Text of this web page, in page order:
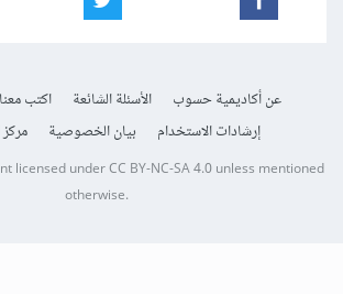
عن أكاديمية حسوب الأسئلة الشائعة اكتب معنا
إرشادات الاستخدام
بيان الخصوصية
licensed underCC BY-NC-SA 4.0unless mentioned
otherwise.